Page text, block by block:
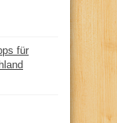
für